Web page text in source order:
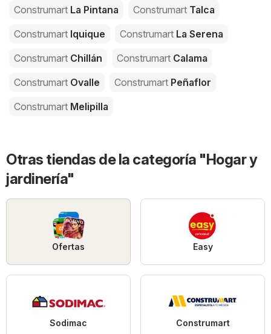
Construmart La Pintana Construmart Talca
Construmart Iquique Construmart La Serena
Construmart Chillán Construmart Calama
Construmart Ovalle Construmart Peñaflor
Construmart Melipilla
Otras tiendas de la categoría "Hogar y
jardinería"
Ofertas Easy
Sodimac Construmart